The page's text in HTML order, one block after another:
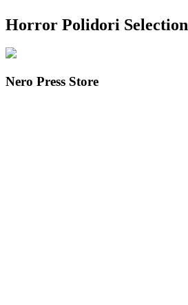
Horror Polidori Selection
Nero Press Store